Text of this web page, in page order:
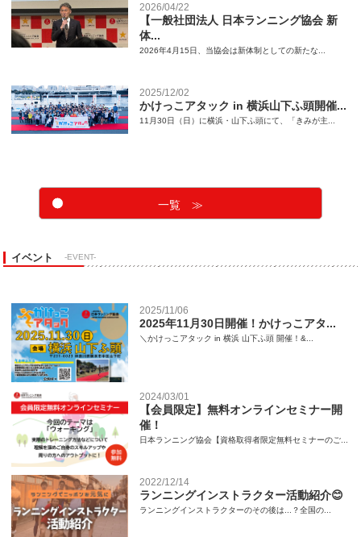
2026/04/22
【一般社団法人 日本ランニング協会 新
体...
2026年4月15日、当協会は新体制としての新たな...
2025/12/02
かけっこアタック in 横浜山下ふ頭開催...
11月30日（日）に横浜・山下ふ頭にて、「きみが主...
一覧 ≫
イベント -EVENT-
2025/11/06
2025年11月30日開催！かけっこアタ...
＼かけっこアタック in 横浜 山下ふ頭 開催！&...
2024/03/01
【会員限定】無料オンラインセミナー開
催！
日本ランニング協会【資格取得者限定無料セミナーのご...
2022/12/14
ランニングインストラクター活動紹介😊
ランニングインストラクターのその後は...？全国の...